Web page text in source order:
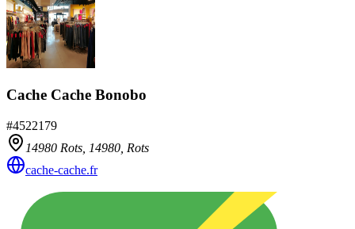
Cache Cache Bonobo
#4522179
14980 Rots, 14980 Rots
cache-cache.fr